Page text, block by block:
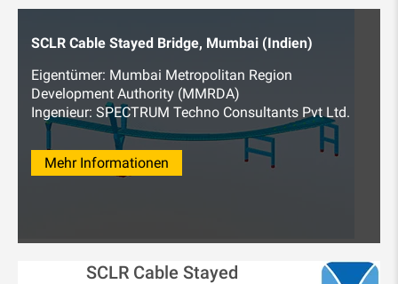
SCLR Cable Stayed Bridge, Mumbai (Indien)
Eigentümer: Mumbai Metropolitan Region
Development Authority (MMRDA)
Ingenieur: SPECTRUM Techno Consultants Pvt Ltd.
Mehr Informationen
SCLR Cable Stayed